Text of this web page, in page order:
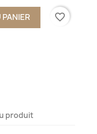
favorite_border
produit